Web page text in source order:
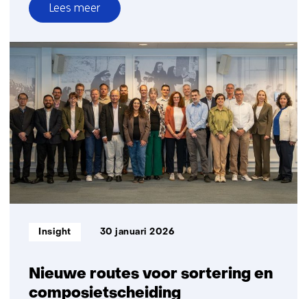
Lees meer
over
Minder
microplastics
en
meer
rendement
in
plastic
recycling
Nieuwe routes voor sortering en
composietscheiding
Informatietype:
Insight 30 januari 2026